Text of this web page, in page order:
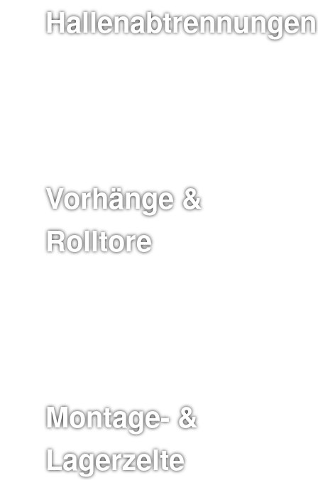
Hallenabtrennungen
Vorhänge &
Rolltore
Montage- &
Lagerzelte